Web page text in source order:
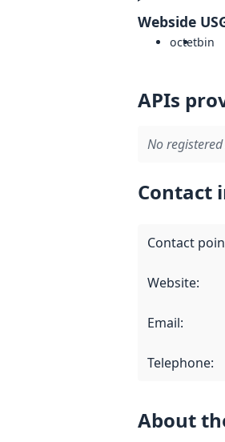
Webside
octetbin
APIs
No
Contact
Contact
Website:
Email:
Telephone:
About